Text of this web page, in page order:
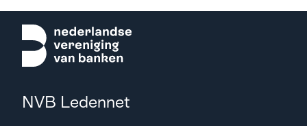
NVB Ledennet